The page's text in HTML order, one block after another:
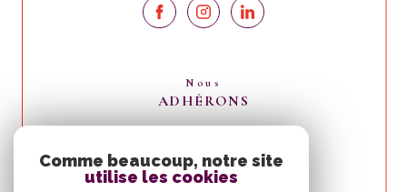
Nous
ADHÉRONS
Comme beaucoup, notre site
utilise les cookies